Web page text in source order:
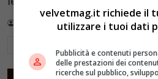
Redazione VelvetMAG 5 Agosto 2026
velvetmag.it richiede il
utilizzare i tuoi dati
Pubblicità e contenuti
delle prestazioni dei
ricerche sul pubblico,